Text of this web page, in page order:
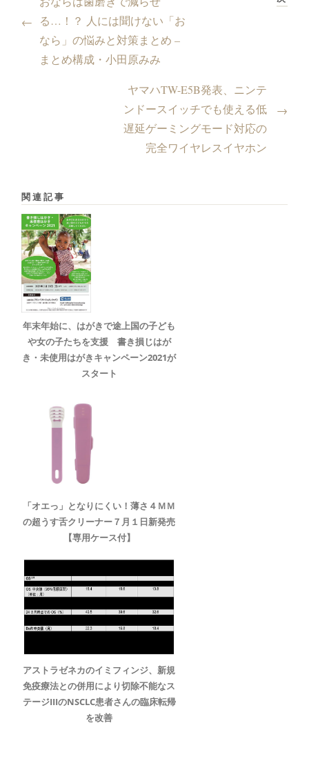
←
る…！？ 人には聞けない「お
なら」の悩みと対策まとめ –
まとめ構成・小田原みみ
ヤマハTW-E5B発表、ニンテ
ンドースイッチでも使える低
遅延ゲーミングモード対応の
完全ワイヤレスイヤホン
→
関連記事
年末年始に、はがきで途上国の子ども
や女の子たちを支援 書き損じはが
き・未使用はがきキャンペーン2021が
スタート
「オエっ」となりにくい！薄さ４ＭＭ
の超うす舌クリーナー７月１日新発売
【専用ケース付】
アストラゼネカのイミフィンジ、新規
免疫療法との併用により切除不能なス
テージIIIのNSCLC患者さんの臨床転帰
を改善